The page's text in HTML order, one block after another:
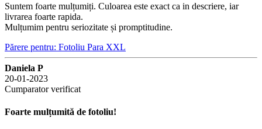
Suntem foarte mulțumiți. Culoarea este exact ca in descriere, iar
livrarea foarte rapida.
Mulțumim pentru seriozitate și promptitudine.
Părere pentru: Fotoliu Para XXL
Daniela P
20-01-2023
Cumparator verificat
Foarte mulțumită de fotoliu!